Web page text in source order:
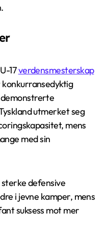
17verdensmesterskap
demonstrerte
utmerket seg
mens
med sin
defensive
i jevne kamper, mens
suksess mot mer